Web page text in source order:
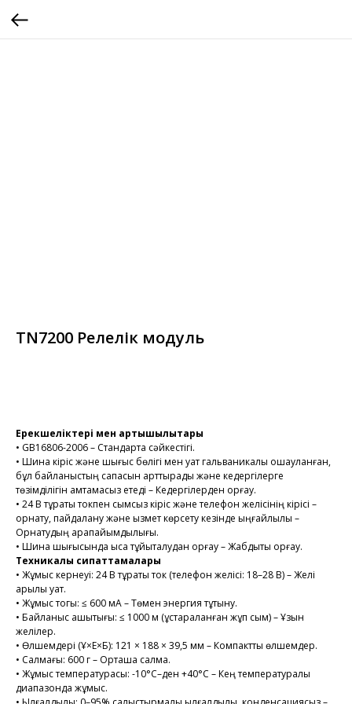
TN7200 Релелік модуль
Ерекшеліктері мен артықшылықтары
• GB16806-2006 – Стандартқа сәйкестігі.
• Шина кіріс және шығыс бөлігі мен қуат гальваникалық оқшауланған,
бұл байланыстың сапасын арттырады және кедергілерге
төзімділігін қамтамасыз етеді – Кедергілерден қорғау.
• 24 В тұрақты токпен сымсыз кіріс және телефон желісінің кірісі –
орнату, пайдалану және қызмет көрсету кезінде ыңғайлылық –
Орнатудың қарапайымдылығы.
• Шина шығысында қысқа тұйықталудан қорғау – Жабдықты қорғау.
Техникалық сипаттамалары
• Жұмыс кернеуі: 24 В тұрақты ток (телефон желісі: 18–28 В) – Желі
арқылы қуат.
• Жұмыс тогы: ≤ 600 мА – Төмен энергия тұтыну.
• Байланыс қашықтығы: ≤ 1000 м (ұстараланған жұп сым) – Ұзын
желілер.
• Өлшемдері (Ұ×Е×Б): 121 × 188 × 39,5 мм – Компактты өлшемдер.
• Салмағы: 600 г – Орташа салмақ.
• Жұмыс температурасы: -10°C–ден +40°C – Кең температуралық
диапазонда жұмыс.